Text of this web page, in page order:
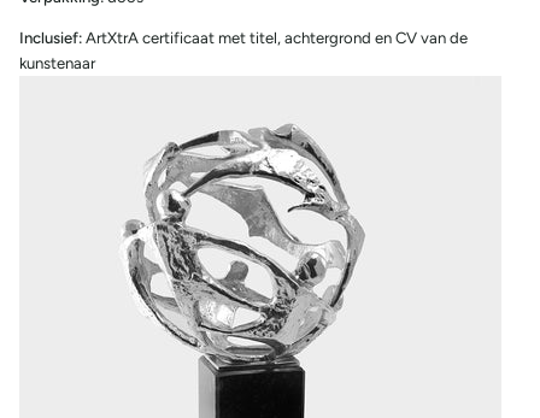
Inclusief: ArtXtrA certificaat met titel, achtergrond en CV van de
kunstenaar